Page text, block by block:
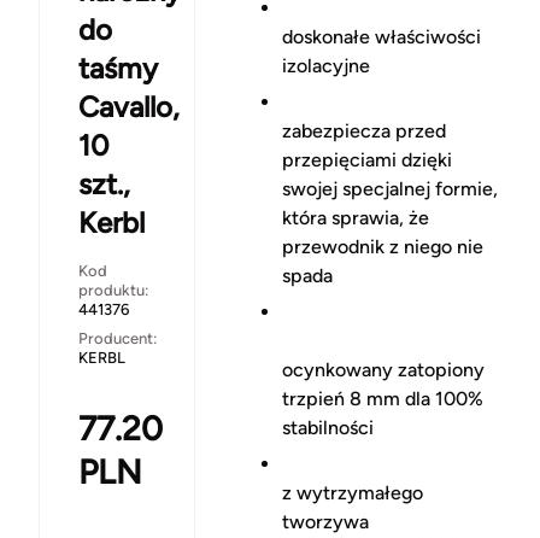
do
taśmy
Cavallo,
10
szt.,
Kerbl
Kod
produktu:
441376
Producent:
KERBL
77.20
PLN
doskonałe właściwości
izolacyjne
zabezpiecza przed
przepięciami dzięki
swojej specjalnej formie,
która sprawia, że
przewodnik z niego nie
spada
ocynkowany zatopiony
trzpień 8 mm dla 100%
stabilności
z wytrzymałego
tworzywa